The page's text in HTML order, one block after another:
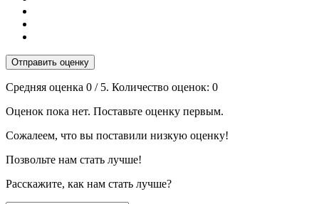
Отправить оценку
Средняя оценка 0 / 5. Количество оценок: 0
Оценок пока нет. Поставьте оценку первым.
Сожалеем, что вы поставили низкую оценку!
Позвольте нам стать лучше!
Расскажите, как нам стать лучше?